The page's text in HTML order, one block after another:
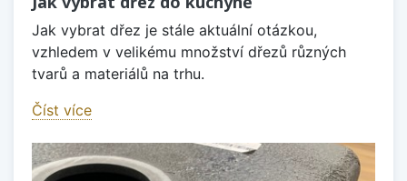
Jak vybrat dřez je stále aktuální otázkou,
vzhledem v velikému množství dřezů různých
tvarů a materiálů na trhu.
Číst více